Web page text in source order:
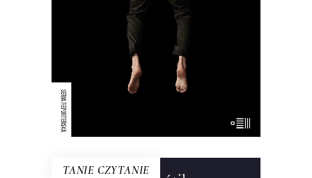
prawdach, które główny bohater powoli
TANIE CZYTANIE